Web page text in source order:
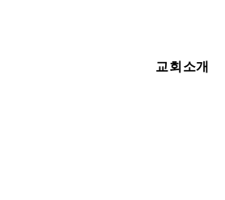
교회소개